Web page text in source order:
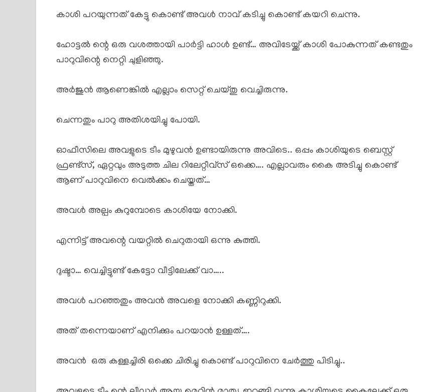
കാശി പറയുന്നത് കേട്ടു കൊണ്ട് അവൾ നാവ് കടിച്ചു കൊണ്ട് കയറി ചെന്നു.
ഹോട്ടൽ ന്റെ ഒരു വശത്തായി പാർട്ടി ഹാൾ ഉണ്ട്… അവിടേയ്ക്ക് കാശി പോകുന്നത് കണ്ടതും
പാറുവിന്റെ നെറ്റി ചുളിഞ്ഞു.
അർജുൻ ആണെങ്കിൽ എല്ലാം സെറ്റ് ചെയ്തു വെച്ചിരുന്നു.
ചെന്നതും പാറു അതിശയിച്ചു പോയി.
ഓഫീസിലെ അവളുടെ ടീം മുഴുവൻ ഉണ്ടായിരുന്നു അവിടെ.. ഒപ്പം കാശിയുടെ ബെസ്റ്റ്
ഫ്രണ്ട്സ്, ഏറ്റവും അടുത്ത ചില റിലേറ്റീവ്സ് ഒക്കെ…. എല്ലാവരും കൈ അടിച്ചു കൊണ്ട്
ആണ് പാറുവിനെ വെൽക്കം ചെയ്തത്…
അവൾ അല്പം കുറുമ്പോടെ കാശിയേ നോക്കി.
എന്നിട്ട് അവന്റെ വയറ്റിൽ ചെറുതായി ഒന്നു കുത്തി.
ദുഷ്ടാ… വെച്ചിട്ടുണ്ട് കേട്ടോ വീട്ടിലേക്ക് വാ…..
അവൾ പറഞ്ഞതും അവൻ അവളെ നോക്കി കണ്ണിറുക്കി.
അത് തന്നെയാണ് എനിക്കും പറയാൻ ഉള്ളത്….
അവൻ ഒരു കള്ളച്ചിരി ഒക്കെ ചിരിച്ചു കൊണ്ട് പാറുവിനെ ചേർത്തു പിടിച്ചു..